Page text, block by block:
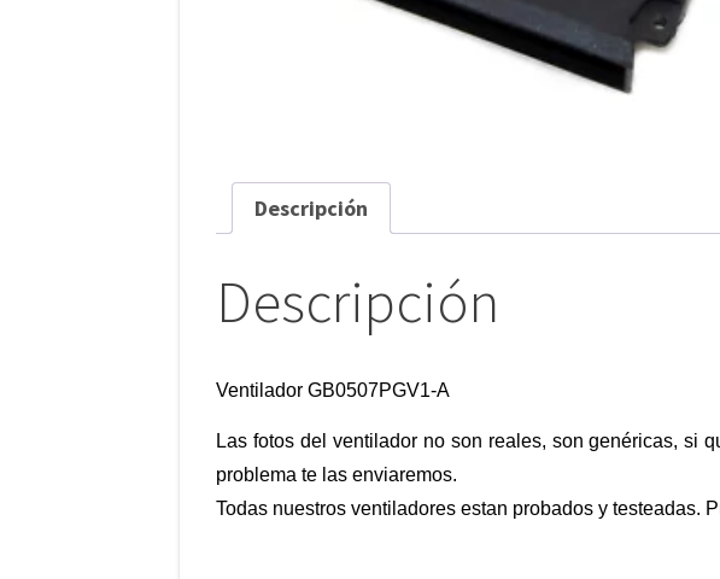
Descripción
Descripción
Ventilador GB0507PGV1-A
Las fotos del ventilador no son reales, son genéricas, si
problema te las enviaremos.
Todas nuestros ventiladores estan probados y testeadas.